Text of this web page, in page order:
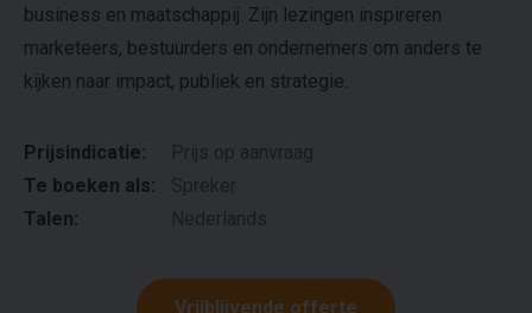
business en maatschappij. Zijn lezingen inspireren
marketeers, bestuurders en ondernemers om anders te
kijken naar impact, publiek en strategie.
Prijsindicatie:
Prijs op aanvraag
Te boeken als:
Spreker
Talen:
Vrijblijvende offerte